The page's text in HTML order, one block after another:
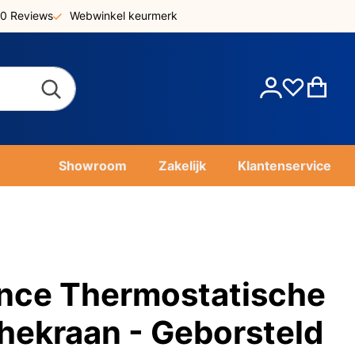
Reviews Webwinkel keurmerk
Account
Showroom Zakelijk Klantenservice
Thermostatische
- Geborsteld